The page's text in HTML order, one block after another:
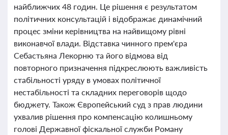
найближчих 48 годин. Це рішення є результатом
політичних консультацій і відображає динамічний
процес зміни керівництва на найвищому рівні
виконавчої влади. Відставка чинного прем'єра
Себастьяна Лекорню та його відмова від
повторного призначення підкреслюють важливість
стабільності уряду в умовах політичної
нестабільності та складних переговорів щодо
бюджету. Також Європейський суд з прав людини
ухвалив рішення про компенсацію колишньому
голові Державної фіскальної служби Роману